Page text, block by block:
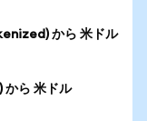
から 米ドル
ら 米ドル